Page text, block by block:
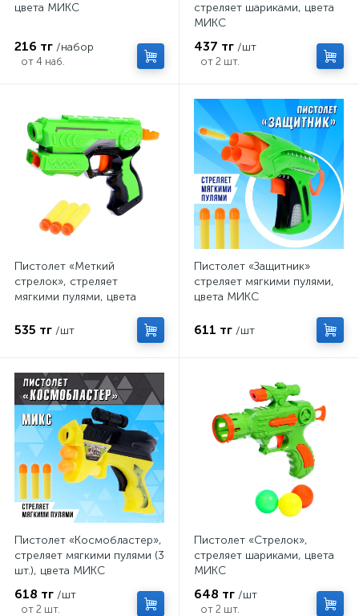
цвета МИКС
216 тг /набор
от 4 наб.
стреляет шариками, цвета
МИКС
437 тг /шт
от 2 шт.
Пистолет «Меткий
стрелок», стреляет
мягкими пулями, цвета
535 тг /шт
Пистолет «Защитник»
стреляет мягкими пулями,
цвета МИКС
611 тг /шт
Пистолет «Космобластер»,
стреляет мягкими пулями (3
шт.), цвета МИКС
618 тг /шт
от 2 шт.
Пистолет «Стрелок»,
стреляет шариками, цвета
МИКС
648 тг /шт
от 2 шт.